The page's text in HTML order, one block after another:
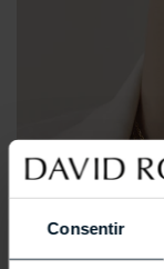
Consentir